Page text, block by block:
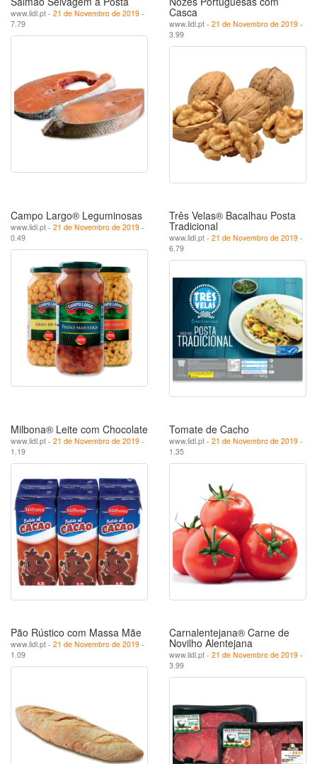
www.lidl.pt - 21 de Novembro de 2019 -
7.79
Casca
www.lidl.pt - 21 de Novembro de 2019 -
3.99
Campo Largo® Leguminosas
www.lidl.pt - 21 de Novembro de 2019 -
0.49
Três Velas® Bacalhau Posta
Tradicional
www.lidl.pt - 21 de Novembro de 2019 -
6.79
Milbona® Leite com Chocolate
www.lidl.pt - 21 de Novembro de 2019 -
1.19
Tomate de Cacho
www.lidl.pt - 21 de Novembro de 2019 -
1.35
Pão Rústico com Massa Mãe
www.lidl.pt - 21 de Novembro de 2019 -
1.09
Carnalentejana® Carne de
Novilho Alentejana
www.lidl.pt - 21 de Novembro de 2019 -
3.99